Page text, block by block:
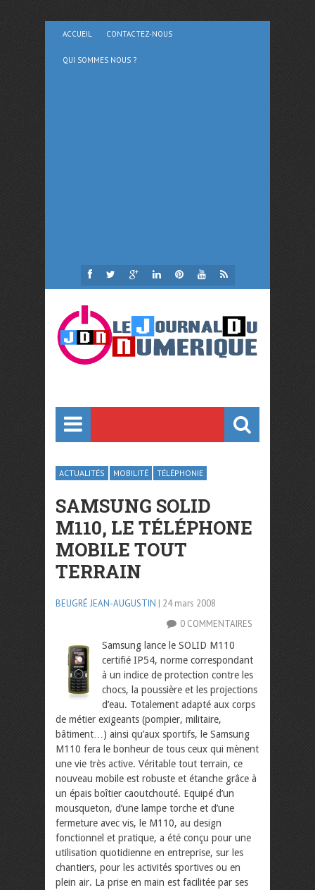
ACCUEIL CONTACTEZ-NOUS
QUI SOMMES NOUS ?
ACTUALITÉS MOBILITÉ TÉLÉPHONIE
SAMSUNG SOLID
M110, LE TÉLÉPHONE
MOBILE TOUT
TERRAIN
BEUGRÉ JEAN-AUGUSTIN | 24 mars 2008
0 COMMENTAIRES
Samsung lance le SOLID M110
certifié IP54, norme correspondant
à un indice de protection contre les
chocs, la poussière et les projections
d’eau. Totalement adapté aux corps
de métier exigeants (pompier, militaire,
bâtiment…) ainsi qu’aux sportifs, le Samsung
M110 fera le bonheur de tous ceux qui mènent
une vie très active. Véritable tout terrain, ce
nouveau mobile est robuste et étanche grâce à
un épais boîtier caoutchouté. Equipé d’un
mousqueton, d’une lampe torche et d’une
fermeture avec vis, le M110, au design
fonctionnel et pratique, a été conçu pour une
utilisation quotidienne en entreprise, sur les
chantiers, pour les activités sportives ou en
plein air. La prise en main est facilitée par ses